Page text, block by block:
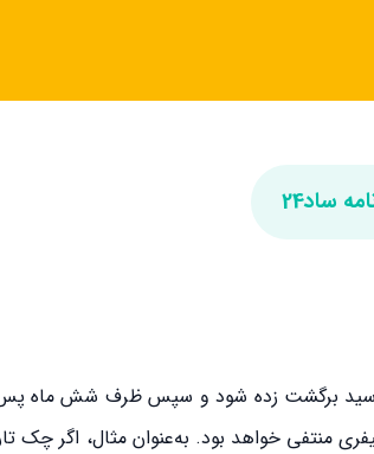
برگشت زده شود و سپس ظرف شش ماه
منتفی خواهد بود. به‌عنوان مثال، اگر چک